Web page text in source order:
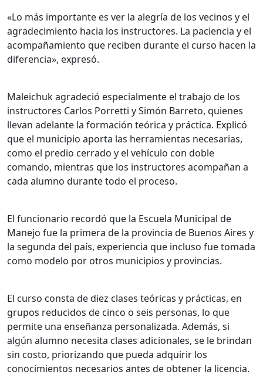
«Lo más importante es ver la alegría de los vecinos y el
agradecimiento hacia los instructores. La paciencia y el
acompañamiento que reciben durante el curso hacen la
diferencia», expresó.
Maleichuk agradeció especialmente el trabajo de los
instructores Carlos Porretti y Simón Barreto, quienes
llevan adelante la formación teórica y práctica. Explicó
que el municipio aporta las herramientas necesarias,
como el predio cerrado y el vehículo con doble
comando, mientras que los instructores acompañan a
cada alumno durante todo el proceso.
El funcionario recordó que la Escuela Municipal de
Manejo fue la primera de la provincia de Buenos Aires y
la segunda del país, experiencia que incluso fue tomada
como modelo por otros municipios y provincias.
El curso consta de diez clases teóricas y prácticas, en
grupos reducidos de cinco o seis personas, lo que
permite una enseñanza personalizada. Además, si
algún alumno necesita clases adicionales, se le brindan
sin costo, priorizando que pueda adquirir los
conocimientos necesarios antes de obtener la licencia.